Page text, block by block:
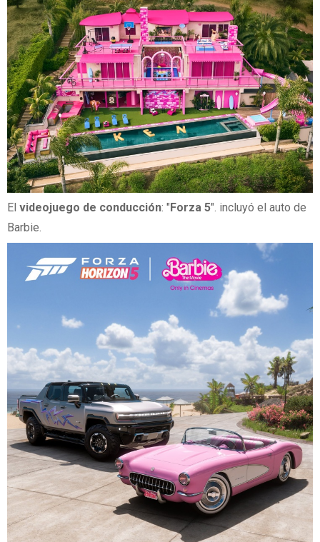
El videojuego de conducción: " Forza 5". incluyó el auto de
Barbie.